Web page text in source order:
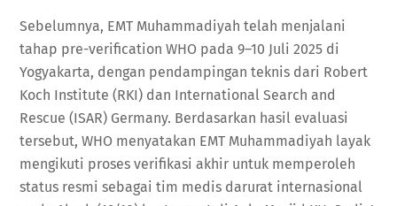
Sebelumnya, EMT Muhammadiyah telah menjalani
tahap pre-verification WHO pada 9–10 Juli 2025 di
Yogyakarta, dengan pendampingan teknis dari Robert
Koch Institute (RKI) dan International Search and
Rescue (ISAR) Germany. Berdasarkan hasil evaluasi
tersebut, WHO menyatakan EMT Muhammadiyah layak
mengikuti proses verifikasi akhir untuk memperoleh
status resmi sebagai tim medis darurat internasional